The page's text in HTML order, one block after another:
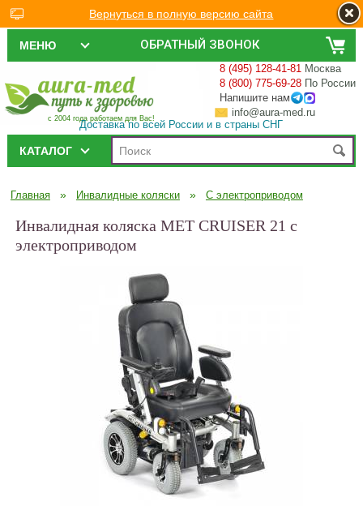
ОБРАТНЫЙ ЗВОНОК
МЕНЮ
с 2004 года работаем для Вас!
8 (495) 128-41-81 Москва
8 (800) 775-69-28 По России
Напишите нам
info@aura-med.ru
Доставка по всей России и в страны СНГ
КАТАЛОГ
Главная » Инвалидные коляски » С электроприводом
Инвалидная коляска MET CRUISER 21 с
электроприводом
Вернуться в полную версию сайта